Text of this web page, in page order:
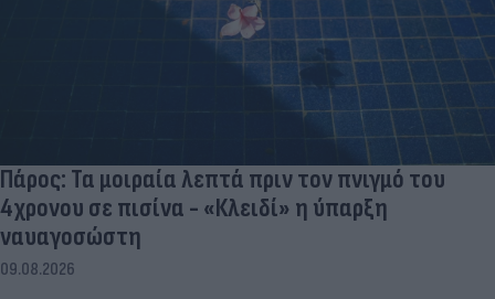
Πάρος: Τα μοιραία λεπτά πριν τον πνιγμό του
4χρονου σε πισίνα - «Κλειδί» η ύπαρξη
ναυαγοσώστη
09.08.2026